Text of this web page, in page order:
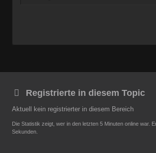
Registrierte in diesem Topic
Aktuell kein registrierter in diesem Bereich
Die Statistik zeigt, wer in den letzten 5 Minuten online war.
Sekunden.